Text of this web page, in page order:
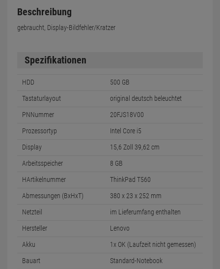
Beschreibung
gebraucht, Display-Bildfehler/Kratzer
Spezifikationen
HDD 500 GB
Tastaturlayout original deutsch beleuchtet
PNNummer 20FJS18V00
Prozessortyp Intel Core i5
Display 15,6 Zoll 39,62 cm
Arbeitsspeicher 8 GB
HArtikelnummer ThinkPad T560
Abmessungen (BxHxT) 380 x 23 x 252 mm
Netzteil im Lieferumfang enthalten
Hersteller Lenovo
Akku 1x OK (Laufzeit nicht gemessen)
Bauart Standard-Notebook